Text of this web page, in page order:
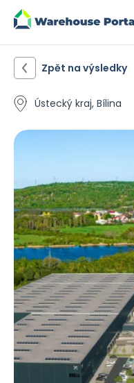
Zpět na výsledky
Ústecký kraj, Bílina